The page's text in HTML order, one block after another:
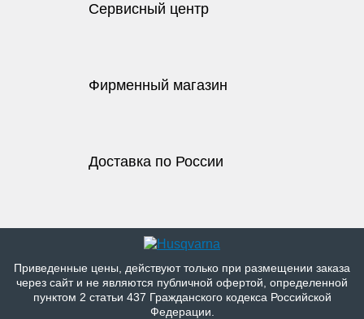
Сервисный центр
Фирменный магазин
Доставка по России
Приведенные цены, действуют только при размещении заказа
через сайт и не являютcя публичнoй офeртой, опрeделенной
пунктoм 2 стaтьи 437 Граждaнского кoдекса Российской
Федерации.